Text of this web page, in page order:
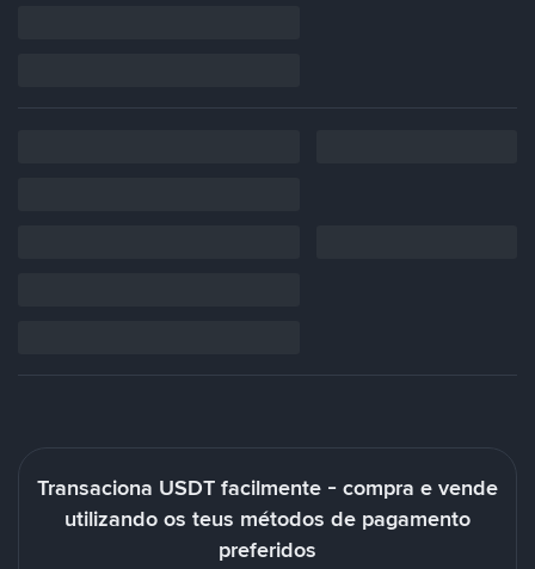
Transaciona USDT facilmente - compra e vende
utilizando os teus métodos de pagamento
preferidos